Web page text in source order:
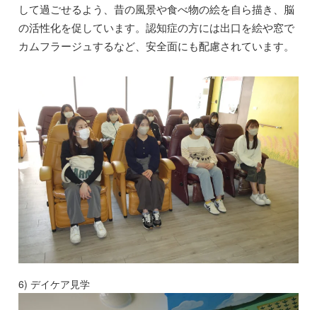
して過ごせるよう、昔の風景や食べ物の絵を自ら描き、脳
の活性化を促しています。認知症の方には出口を絵や窓で
カムフラージュするなど、安全面にも配慮されています。
6) デイケア見学